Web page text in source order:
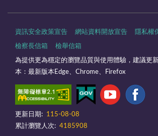
資訊安全政策宣告 網站資料開放宣告 隱私權
檢察長信箱 檢舉信箱
為提供更為穩定的瀏覽品質與使用體驗，建議更
本：最新版本Edge、Chrome、Firefox
更新日期:
115-08-08
累計瀏覽人次: 4185908